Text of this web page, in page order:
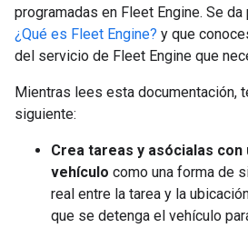
programadas en Fleet Engine. Se
¿Qué es Fleet Engine? y que
del servicio de Fleet Engine que
Mientras lees esta documentación,
siguiente:
Crea tareas y asócialas con
vehículo como una forma de
real entre la tarea y la
que se detenga el vehículo